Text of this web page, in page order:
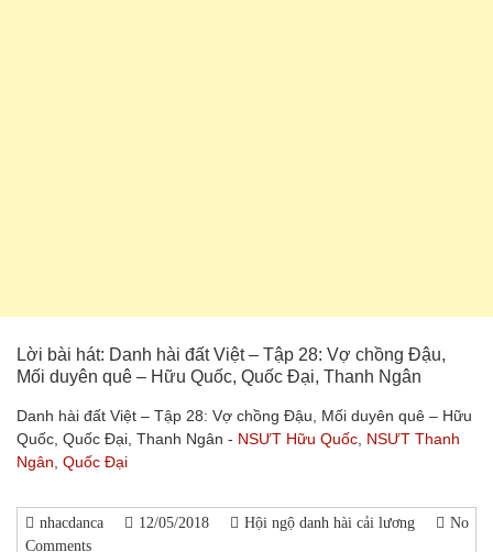
Lời bài hát: Danh hài đất Việt – Tập 28: Vợ chồng Đậu,
Mối duyên quê – Hữu Quốc, Quốc Đại, Thanh Ngân
Danh hài đất Việt – Tập 28: Vợ chồng Đậu, Mối duyên quê – Hữu
Quốc, Quốc Đại, Thanh Ngân - NSƯT Hữu Quốc NSƯT Thanh
Ngân Quốc Đại
nhacdanca 12/05/2018 Hội ngộ danh hài cải lương
No
Comments